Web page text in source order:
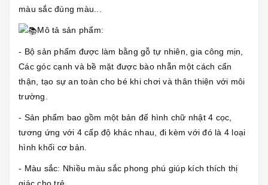
màu sắc đúng màu...
Mô tả sản phẩm:
- Bộ sản phẩm được làm bằng gỗ tự nhiên, gia công mịn,
Các góc cạnh và bề mặt được bào nhẵn một cách cẩn
thận, tạo sự an toàn cho bé khi chơi và thân thiện với môi
trường.
- Sản phẩm bao gồm một bản đế hình chữ nhật 4 cọc,
tương ứng với 4 cấp độ khác nhau, đi kèm với đó là 4 loại
hình khối cơ bản.
- Màu sắc: Nhiều màu sắc phong phú giúp kích thích thị